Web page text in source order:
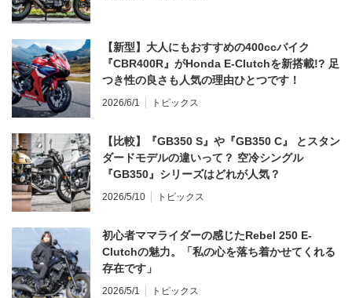
【新型】大人にもおすすめの400ccバイク
『CBR400R』がHonda E-Clutchを新搭載!? 足
つき性の良さも人気の理由ひとつです！
2026/6/1 トピックス
【比較】『GB350 S』や『GB350 C』 とスタン
ダードモデルの違いって？ 空冷シングル
『GB350』シリーズはどれが人気？
2026/5/10 トピックス
初心者ママライダーの感じたRebel 250 E-
Clutchの魅力。「私の心を落ち着かせてくれる
存在です」
2026/5/1 トピックス